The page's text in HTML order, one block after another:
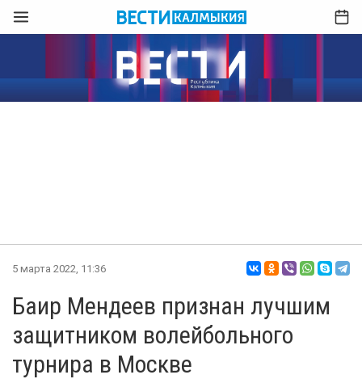
5 марта 2022, 11:36
Баир Мендеев признан лучшим
защитником волейбольного
турнира в Москве